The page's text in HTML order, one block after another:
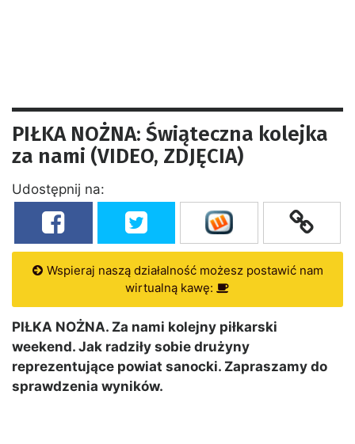
PIŁKA NOŻNA: Świąteczna kolejka
za nami (VIDEO, ZDJĘCIA)
Udostępnij na:
Wspieraj naszą działalność możesz postawić nam
wirtualną kawę:
PIŁKA NOŻNA. Za nami kolejny piłkarski
weekend. Jak radziły sobie drużyny
reprezentujące powiat sanocki. Zapraszamy do
sprawdzenia wyników.